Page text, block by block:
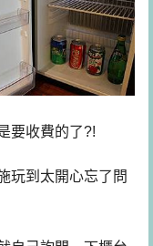
要收費的了?!
玩到太開心忘了問